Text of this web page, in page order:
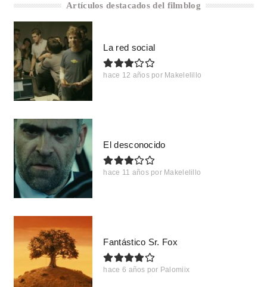
Artículos destacados del filmblog
La red social
hace 12 años por Makelelillo
El desconocido
hace 11 años por Makelelillo
Fantástico Sr. Fox
hace 6 años por Palomiix